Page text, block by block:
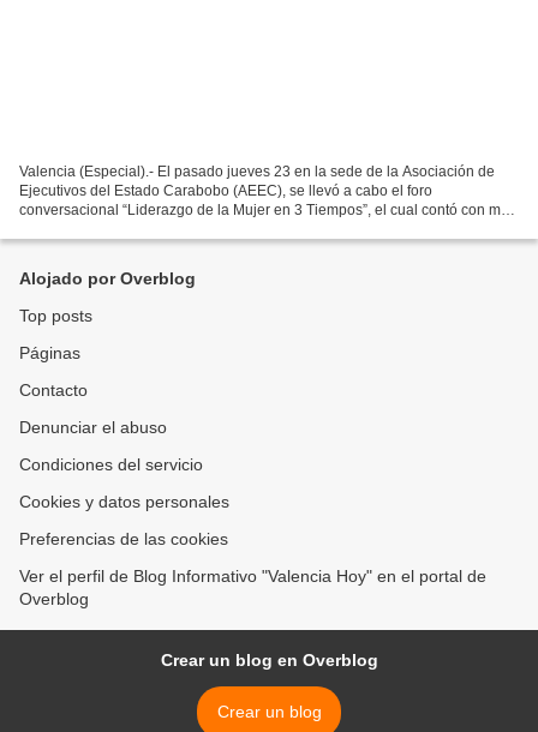
Valencia (Especial).- El pasado jueves 23 en la sede de la Asociación de
Ejecutivos del Estado Carabobo (AEEC), se llevó a cabo el foro
conversacional “Liderazgo de la Mujer en 3 Tiempos”, el cual contó con más
Alojado por Overblog
Top posts
Páginas
Contacto
Denunciar el abuso
Condiciones del servicio
Cookies y datos personales
Preferencias de las cookies
Ver el perfil de Blog Informativo "Valencia Hoy" en el portal de
Overblog
Crear un blog en Overblog
Crear un blog